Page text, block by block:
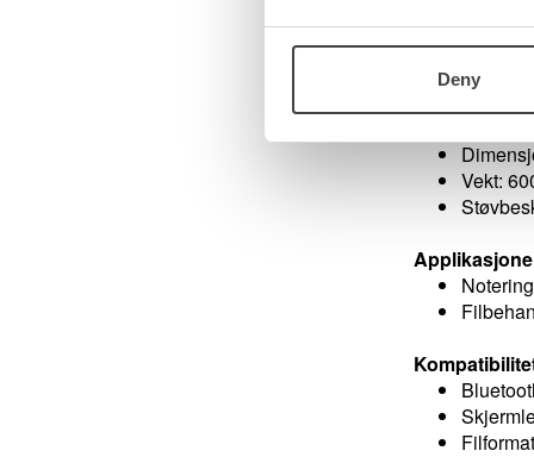
Deny
Batteri:
Rask
Vekt: